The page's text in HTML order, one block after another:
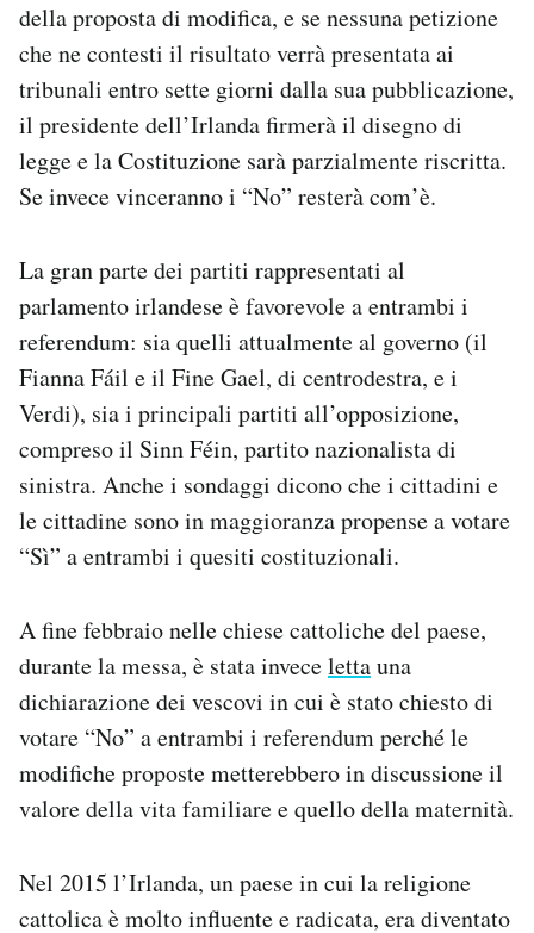
della proposta di modifica, e se nessuna petizione
che ne contesti il ​​risultato verrà presentata ai
tribunali entro sette giorni dalla sua pubblicazione,
il presidente dell’Irlanda firmerà il disegno di
legge e la Costituzione sarà parzialmente riscritta.
Se invece vinceranno i “No” resterà com’è.
La gran parte dei partiti rappresentati al
parlamento irlandese è favorevole a entrambi i
referendum: sia quelli attualmente al governo (il
Fianna Fáil e il Fine Gael, di centrodestra, e i
Verdi), sia i principali partiti all’opposizione,
compreso il Sinn Féin, partito nazionalista di
sinistra. Anche i sondaggi dicono che i cittadini e
le cittadine sono in maggioranza propense a votare
“Sì” a entrambi i quesiti costituzionali.
A fine febbraio nelle chiese cattoliche del paese,
durante la messa, è stata invecelettauna
dichiarazione dei vescovi in cui è stato chiesto di
votare “No” a entrambi i referendum perché le
modifiche proposte metterebbero in discussione il
valore della vita familiare e quello della maternità.
Nel 2015 l’Irlanda, un paese in cui la religione
cattolica è molto influente e radicata, era diventato